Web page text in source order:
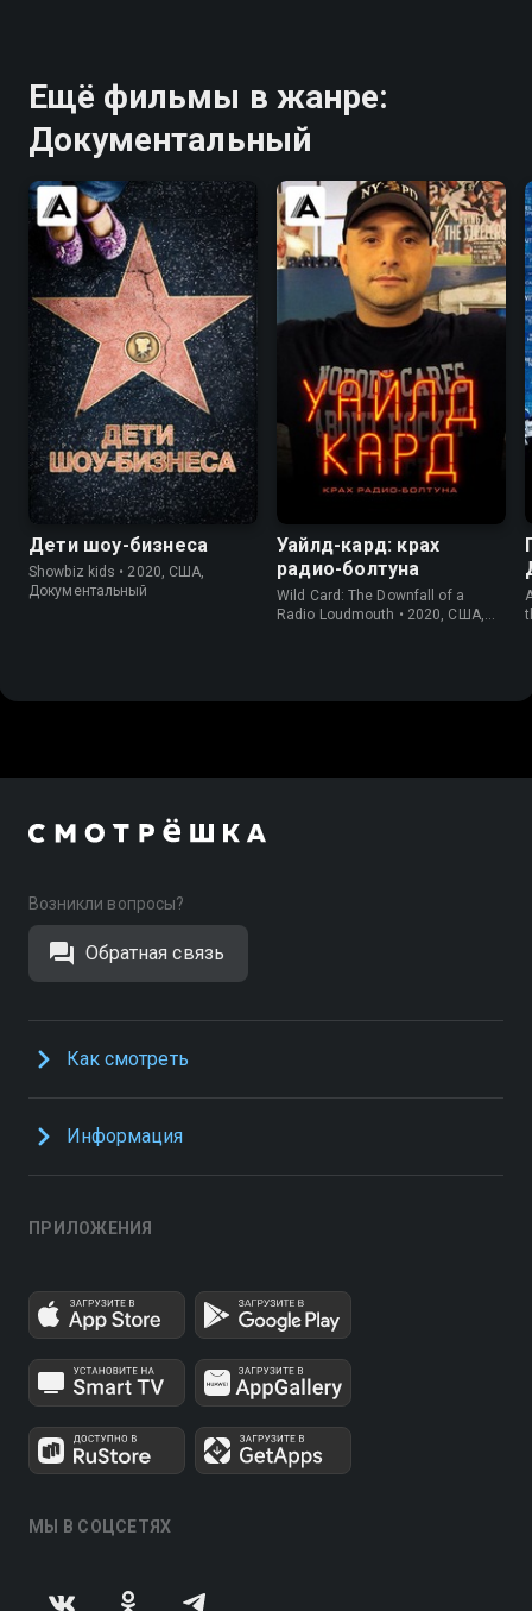
Ещё фильмы в жанре:
Документальный
7.2 7.0
Дети шоу-бизнеса
Showbiz kids • 2020, США,
Документальный
6.2
Уайлд-кард: крах
радио-болтуна
Wild Card: The Downfall of a
Radio Loudmouth • 2020, США,
Возникли вопросы?
Обратная связь
Как смотреть
Информация
ПРИЛОЖЕНИЯ
МЫ В СОЦСЕТЯХ